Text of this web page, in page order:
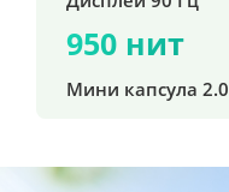
950 нит
Мини капсула 2.0